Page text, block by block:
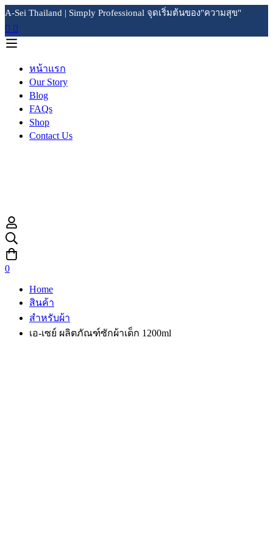
A-Sei Thailand | Simply Professional จุดเริ่มต้นของ"ความสุข"
หน้าแรก
Our Story
Blog
FAQs
Shop
Contact Us
0
Home
สินค้า
สำหรับผ้า
เอ-เซย์ ผลิตภัณฑ์ซักผ้าเด็ก 1200ml